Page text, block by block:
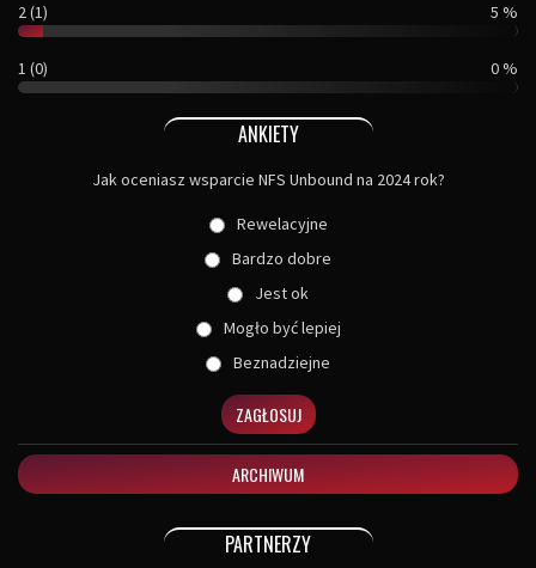
2 (1) 5 %
1 (0) 0 %
ANKIETY
Jak oceniasz wsparcie NFS Unbound na 2024 rok?
Rewelacyjne
Bardzo dobre
Jest ok
Mogło być lepiej
Beznadziejne
ZAGŁOSUJ
ARCHIWUM
PARTNERZY